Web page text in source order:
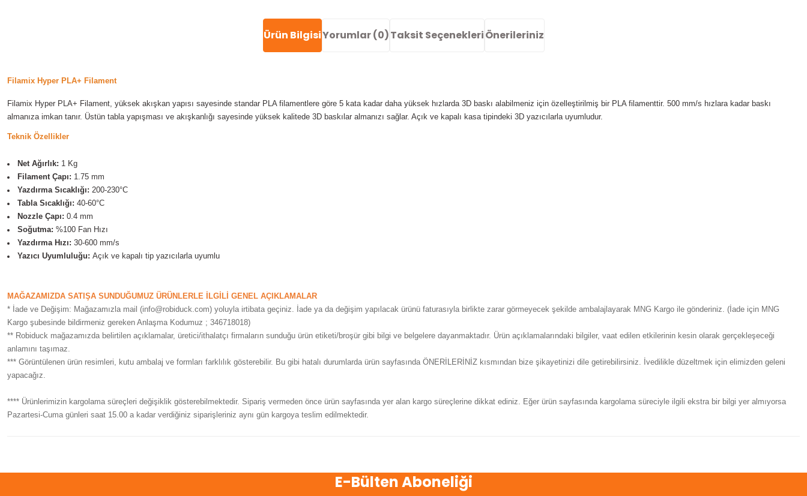
Ürün BilgisiYorumlar (0)Taksit SeçenekleriÖnerileriniz
Filamix Hyper PLA+ Filament
Filamix Hyper PLA+ Filament, yüksek akışkan yapısı sayesinde standar PLA filamentlere göre 5 kata kadar daha yüksek hızlarda 3D baskı alabilmeniz için özelleştirilmiş bir PLA filamenttir. 500 mm/s hızlara kadar baskı
almanıza imkan tanır. Üstün tabla yapışması ve akışkanlığı sayesinde yüksek kalitede 3D baskılar almanızı sağlar. Açık ve kapalı kasa tipindeki 3D yazıcılarla uyumludur.
Teknik Özellikler
Net Ağırlık: 1 Kg
Filament Çapı: 1.75 mm
Yazdırma Sıcaklığı: 200-230°C
Tabla Sıcaklığı: 40-60°C
Nozzle Çapı: 0.4 mm
Soğutma: %100 Fan Hızı
Yazdırma Hızı: 30-600 mm/s
Yazıcı Uyumluluğu: Açık ve kapalı tip yazıcılarla uyumlu
MAĞAZAMIZDA SATIŞA SUNDUĞUMUZ ÜRÜNLERLE İLGİLİ GENEL AÇIKLAMALAR
* İade ve Değişim: Mağazamızla mail (info@robiduck.com) yoluyla irtibata geçiniz. İade ya da değişim yapılacak ürünü faturasıyla birlikte zarar görmeyecek şekilde ambalajlayarak MNG Kargo ile gönderiniz. (İade için MNG
Kargo şubesinde bildirmeniz gereken Anlaşma Kodumuz ; 346718018)
** Robiduck mağazamızda belirtilen açıklamalar, üretici/ithalatçı firmaların sunduğu ürün etiketi/broşür gibi bilgi ve belgelere dayanmaktadır. Ürün açıklamalarındaki bilgiler, vaat edilen etkilerinin kesin olarak gerçekleşeceği
anlamını taşımaz.
*** Görüntülenen ürün resimleri, kutu ambalaj ve formları farklılık gösterebilir. Bu gibi hatalı durumlarda ürün sayfasında ÖNERİLERİNİZ kısmından bize şikayetinizi dile getirebilirsiniz. İvedilikle düzeltmek için elimizden geleni
yapacağız.
**** Ürünlerimizin kargolama süreçleri değişiklik gösterebilmektedir. Sipariş vermeden önce ürün sayfasında yer alan kargo süreçlerine dikkat ediniz. Eğer ürün sayfasında kargolama süreciyle ilgili ekstra bir bilgi yer almıyorsa
Pazartesi-Cuma günleri saat 15.00 a kadar verdiğiniz siparişleriniz aynı gün kargoya teslim edilmektedir.
Bu ürüne ilk yorumu siz yapın!
Görüş ve önerileriniz için teşekkür ederiz.
E-Bülten Aboneliği